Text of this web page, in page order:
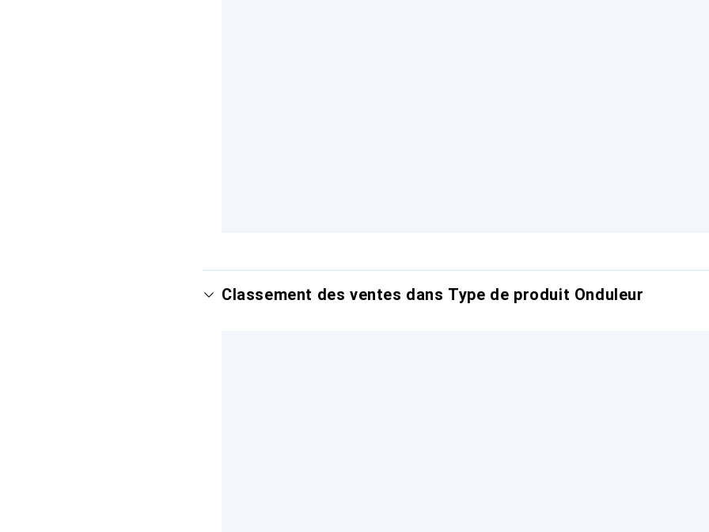
Classement des ventes dans Type de produit Onduleur